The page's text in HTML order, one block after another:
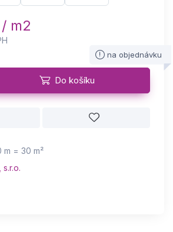
m2
na objednávku
Do košíku
m = 30 m²
s.r.o.